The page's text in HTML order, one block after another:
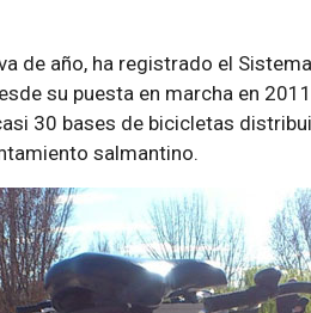
de año, ha registrado el
su puesta en marcha en
30 bases de bicicletas
salmantino.